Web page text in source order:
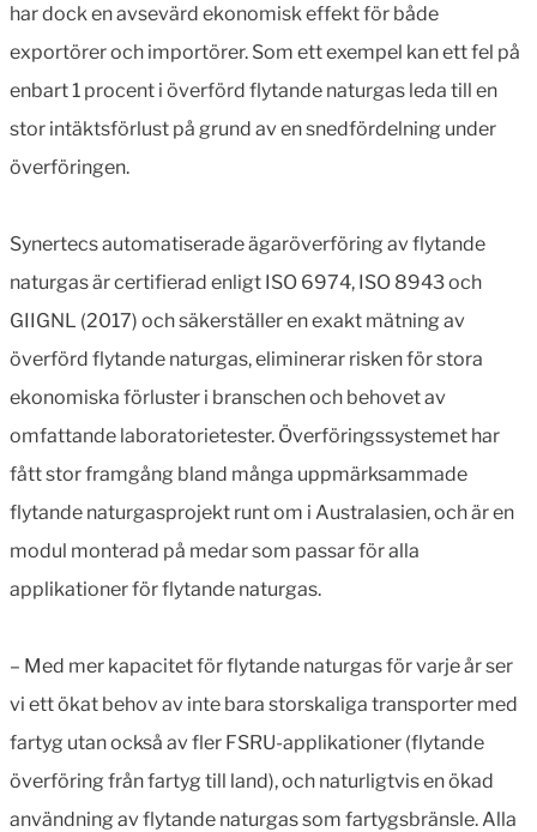
har dock en avsevärd ekonomisk effekt för både
exportörer och importörer. Som ett exempel kan ett fel på
enbart 1 procent i överförd flytande naturgas leda till en
stor intäktsförlust på grund av en snedfördelning under
överföringen.
Synertecs automatiserade ägaröverföring av flytande
naturgas är certifierad enligt ISO 6974, ISO 8943 och
GIIGNL (2017) och säkerställer en exakt mätning av
överförd flytande naturgas, eliminerar risken för stora
ekonomiska förluster i branschen och behovet av
omfattande laboratorietester. Överföringssystemet har
fått stor framgång bland många uppmärksammade
flytande naturgasprojekt runt om i Australasien, och är en
modul monterad på medar som passar för alla
applikationer för flytande naturgas.
– Med mer kapacitet för flytande naturgas för varje år ser
vi ett ökat behov av inte bara storskaliga transporter med
fartyg utan också av fler FSRU-applikationer (flytande
överföring från fartyg till land), och naturligtvis en ökad
användning av flytande naturgas som fartygsbränsle. Alla